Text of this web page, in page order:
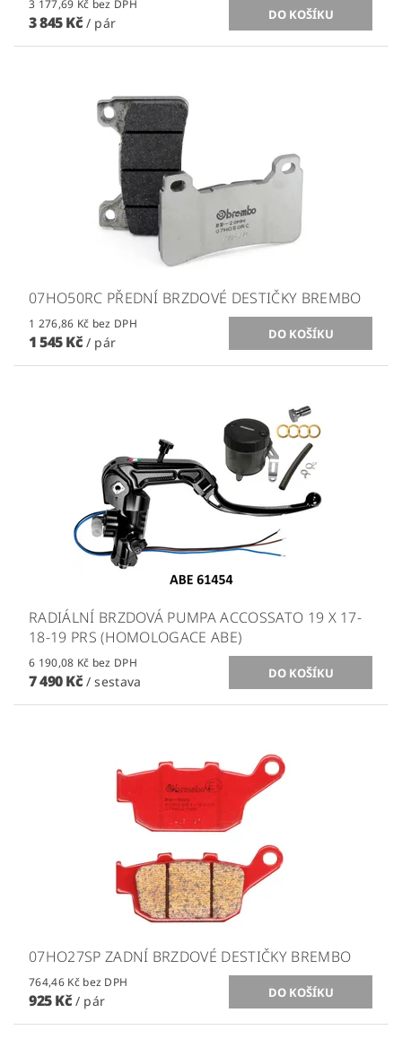
3 177,69 Kč bez DPH
3 845 Kč / pár
07HO50RC PŘEDNÍ BRZDOVÉ DESTIČKY BREMBO
1 276,86 Kč bez DPH
1 545 Kč / pár
RADIÁLNÍ BRZDOVÁ PUMPA ACCOSSATO 19 X 17-
18-19 PRS (HOMOLOGACE ABE)
6 190,08 Kč bez DPH
7 490 Kč / sestava
07HO27SP ZADNÍ BRZDOVÉ DESTIČKY BREMBO
764,46 Kč bez DPH
925 Kč / pár